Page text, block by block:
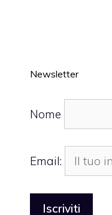
Newsletter
Nome
Email: